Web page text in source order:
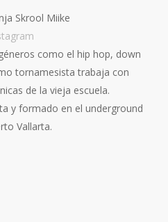
Skrool Miike
como el hip hop, down
tornamesista trabaja con
de la vieja escuela.
y formado en el underground
Vallarta.